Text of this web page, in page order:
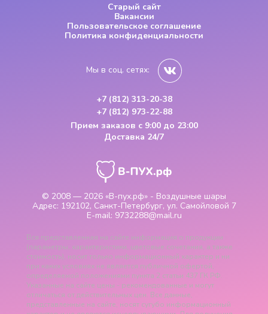
© 2008 — 2026 «В-пух.рф» - Воздушные шары
Адрес: 192102, Санкт-Петербург, ул. Самойловой 7
E-mail: 9732288@mail.ru
Старый сайт
Вакансии
Пользовательское соглашение
Политика конфиденциальности
Мы в соц. сетях:
+7 (812) 313-20-38
+7 (812) 973-22-88
Прием заказов с 9:00 до 23:00
Доставка 24/7
Вся представленная на сайте информация о продукции
(параметры, характеристики, цветовые сочетания, а также
стоимость), носит только информационный характер и ни
при каких условиях не является публичной офертой,
определяемой положениями пункта 2 статьи 437 ГК РФ.
Указанные на сайте цены - рекомендованные и могут
отличаться от действительных цен. Все данные,
представленные на сайте, носят сугубо информационный